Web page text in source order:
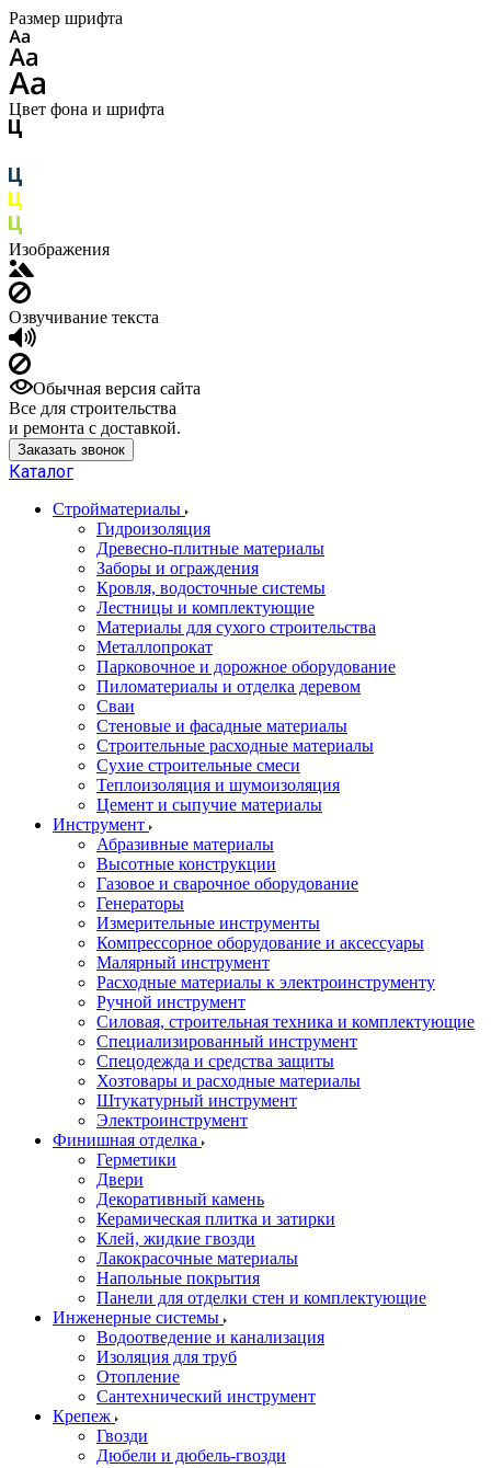
Размер шрифта
Цвет фона и шрифта
Изображения
Озвучивание текста
Обычная версия сайта
Все для строительства
и ремонта с доставкой.
Заказать звонок
Каталог
Стройматериалы
Гидроизоляция
Древесно-плитные материалы
Заборы и ограждения
Кровля, водосточные системы
Лестницы и комплектующие
Материалы для сухого строительства
Металлопрокат
Парковочное и дорожное оборудование
Пиломатериалы и отделка деревом
Сваи
Стеновые и фасадные материалы
Строительные расходные материалы
Сухие строительные смеси
Теплоизоляция и шумоизоляция
Цемент и сыпучие материалы
Инструмент
Абразивные материалы
Высотные конструкции
Газовое и сварочное оборудование
Генераторы
Измерительные инструменты
Компрессорное оборудование и аксессуары
Малярный инструмент
Расходные материалы к электроинструменту
Ручной инструмент
Силовая, строительная техника и комплектующие
Специализированный инструмент
Спецодежда и средства защиты
Хозтовары и расходные материалы
Штукатурный инструмент
Электроинструмент
Финишная отделка
Герметики
Двери
Декоративный камень
Керамическая плитка и затирки
Клей, жидкие гвозди
Лакокрасочные материалы
Напольные покрытия
Панели для отделки стен и комплектующие
Инженерные системы
Водоотведение и канализация
Изоляция для труб
Отопление
Сантехнический инструмент
Крепеж
Гвозди
Дюбели и дюбель-гвозди